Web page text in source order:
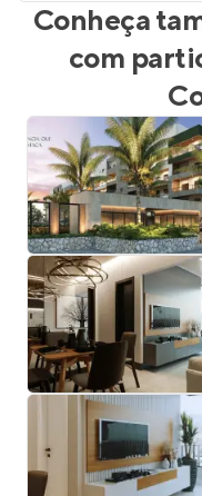
Conheça
com